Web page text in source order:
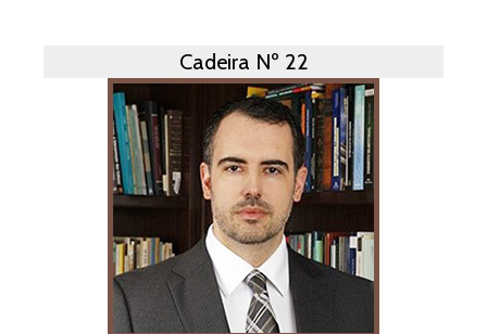
Cadeira Nº 22